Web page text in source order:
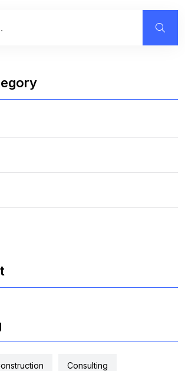
Consulting